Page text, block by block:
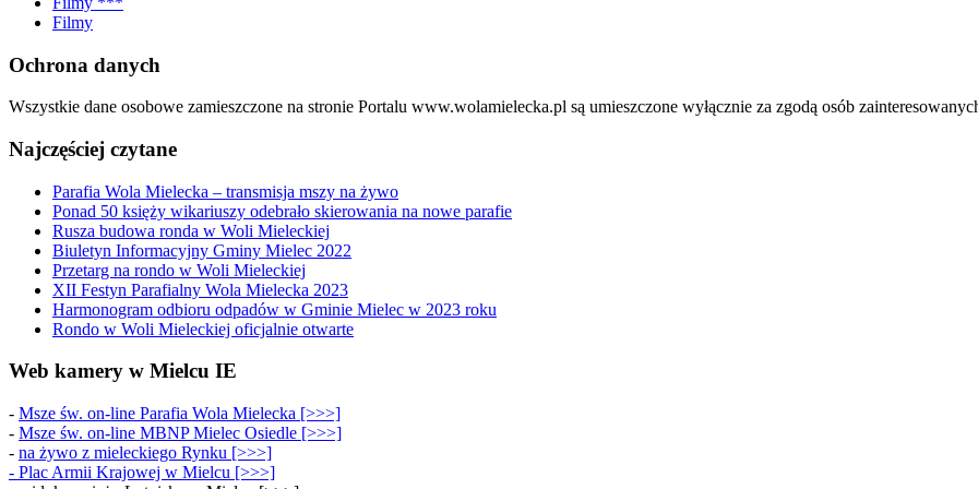
Filmy
Ochrona danych
Wszystkie dane osobowe zamieszczone na stronie Portalu www.wolamielecka.pl są umieszczone wyłącznie za zgodą osób
Najczęściej czytane
Parafia Wola Mielecka – transmisja mszy na żywo
Ponad 50 księży wikariuszy odebrało skierowania na nowe parafie
Rusza budowa ronda w Woli Mieleckiej
Biuletyn Informacyjny Gminy Mielec 2022
Przetarg na rondo w Woli Mieleckiej
XII Festyn Parafialny Wola Mielecka 2023
Harmonogram odbioru odpadów w Gminie Mielec w 2023 roku
Rondo w Woli Mieleckiej oficjalnie otwarte
Web kamery w Mielcu IE
- Msze św. on-line Parafia Wola Mielecka [>>>]
- Msze św. on-line MBNP Mielec Osiedle [>>>]
- na żywo z mieleckiego Rynku [>>>]
- Plac Armii Krajowej w Mielcu [>>>]